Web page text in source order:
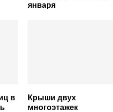
января
в
Крыши двух
многоэтажек